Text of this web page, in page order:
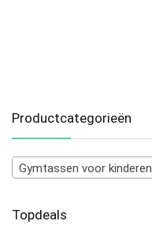
Productcategorieën
Gymtassen voor kinderen
Topdeals